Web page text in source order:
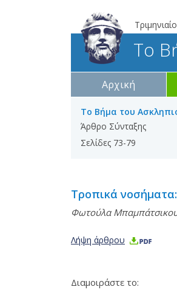
Το
Αρχική
Το Βήμα του
Άρθρο Σύνταξης
Σελίδες 73-79
Τροπικά
Φωτούλα
Λήψη άρθρου
Διαμοιράστε το: